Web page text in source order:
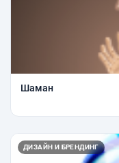
Шаман
ДИЗАЙН И БРЕНДИНГ